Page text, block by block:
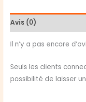
Series
ORCS
&
Avis (0)
Il n’y a pas encore
Seuls les clients
possibilité de laisser